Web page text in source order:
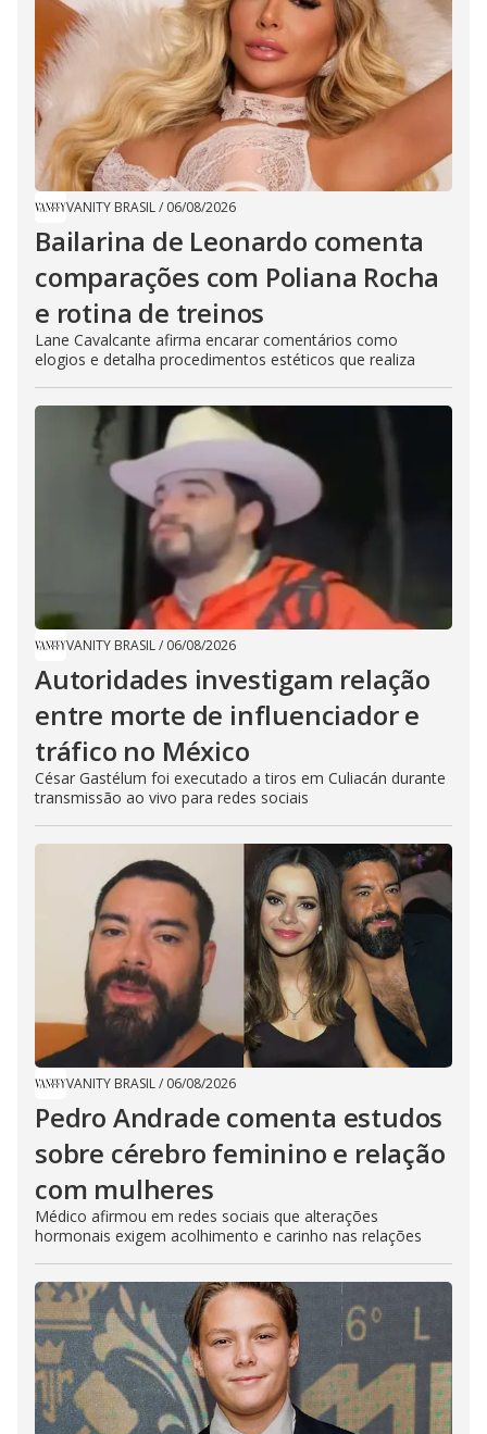
VANITY BRASIL/ 06/08/2026
Bailarina de Leonardo comenta
comparações com Poliana Rocha
e rotina de treinos
Lane Cavalcante afirma encarar comentários como
elogios e detalha procedimentos estéticos que realiza
VANITY BRASIL/ 06/08/2026
Autoridades investigam relação
entre morte de influenciador e
tráfico no México
César Gastélum foi executado a tiros em Culiacán durante
transmissão ao vivo para redes sociais
VANITY BRASIL/ 06/08/2026
Pedro Andrade comenta estudos
sobre cérebro feminino e relação
com mulheres
Médico afirmou em redes sociais que alterações
hormonais exigem acolhimento e carinho nas relações